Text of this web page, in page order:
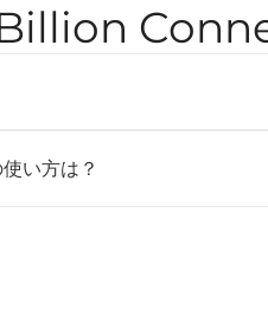
内蔵されており、複数のプロフ
い方は？